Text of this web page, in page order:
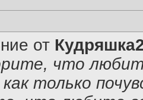
от
что
только